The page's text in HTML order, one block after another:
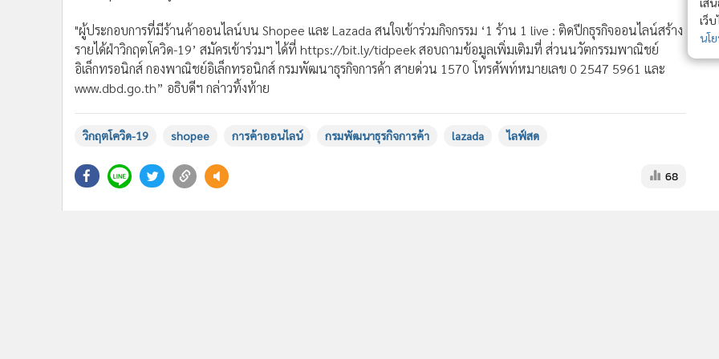
"ผู้ประกอบการที่มีร้านค้าออนไลน์บน Shopee และ Lazada สนใจเข้าร่วมกิจกรรม ‘1 ร้าน 1 live : ติดปีกธุรกิจออนไลน์สร้าง
รายได้ฝ่าวิกฤตโควิด-19’ สมัครเข้าร่วมฯ ได้ที่ https://bit.ly/tidpeek สอบถามข้อมูลเพิ่มเติมที่ ส่วนนวัตกรรมพาณิชย์
อิเล็กทรอนิกส์ กองพาณิชย์อิเล็กทรอนิกส์ กรมพัฒนาธุรกิจการค้า สายด่วน 1570 โทรศัพท์หมายเลข 0 2547 5961 และ
www.dbd.go.th” อธิบดีฯ กล่าวทิ้งท้าย
วิกฤตโควิด-19 shopee การค้าออนไลน์ กรมพัฒนาธุรกิจการค้า lazada ไลฟ์สด
68
เว็บไซต์
นโยบายสิ